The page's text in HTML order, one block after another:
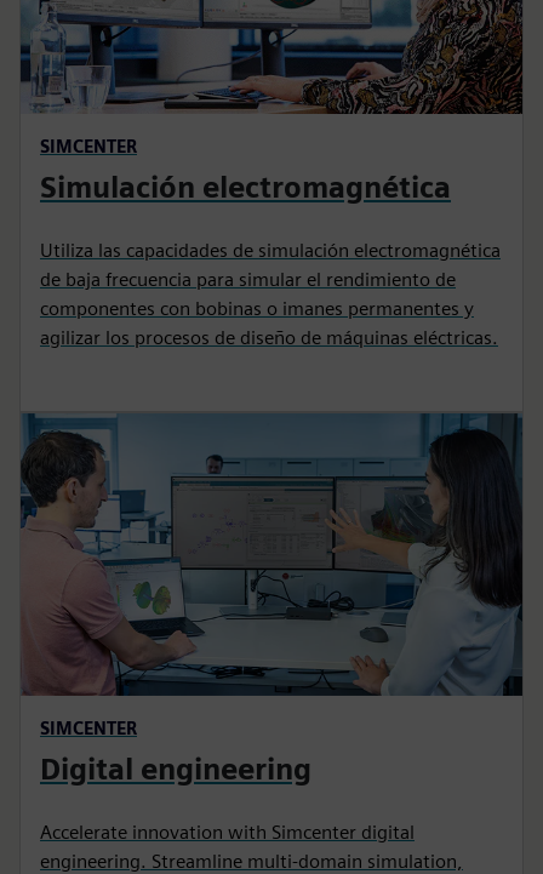
SIMCENTER
Simulación electromagnética
Utiliza las capacidades de simulación electromagnética
de baja frecuencia para simular el rendimiento de
componentes con bobinas o imanes permanentes y
agilizar los procesos de diseño de máquinas eléctricas.
SIMCENTER
Digital engineering
Accelerate innovation with Simcenter digital
engineering. Streamline multi‑domain simulation,